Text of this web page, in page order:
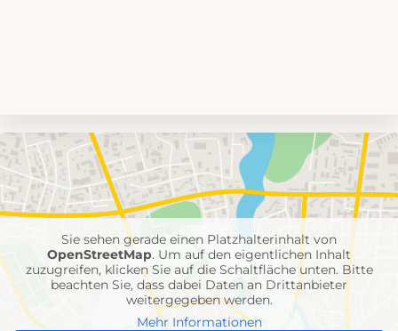
Umgebungskarte
mit
Feuerwehr-
Einheiten
Sie sehen gerade einen Platzhalterinhalt von
OpenStreetMap. Um auf den eigentlichen Inhalt
zuzugreifen, klicken Sie auf die Schaltfläche unten. Bitte
beachten Sie, dass dabei Daten an Drittanbieter
weitergegeben werden.
Mehr Informationen